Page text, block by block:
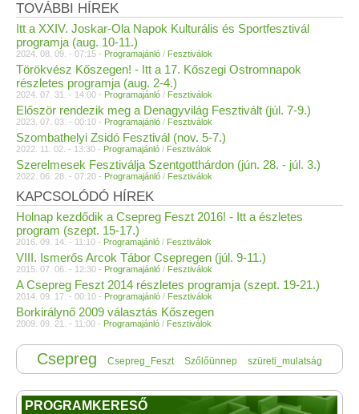
TOVÁBBI HÍREK
Itt a XXIV. Joskar-Ola Napok Kulturális és Sportfesztivál
programja (aug. 10-11.)
2024. 08. 09. - 07:15 - Programajánló / Fesztiválok
Törökvész Kőszegen! - Itt a 17. Kőszegi Ostromnapok
részletes programja (aug. 2-4.)
2024. 07. 31. - 14:00 - Programajánló / Fesztiválok
Először rendezik meg a Denagyvilág Fesztivált (júl. 7-9.)
2023. 07. 03. - 00:10 - Programajánló / Fesztiválok
Szombathelyi Zsidó Fesztivál (nov. 5-7.)
2022. 11. 02. - 13:30 - Programajánló / Fesztiválok
Szerelmesek Fesztiválja Szentgotthárdon (jún. 28. - júl. 3.)
2022. 06. 28. - 07:20 - Programajánló / Fesztiválok
KAPCSOLÓDÓ HÍREK
Holnap kezdődik a Csepreg Feszt 2016! - Itt a észletes
program (szept. 15-17.)
2016. 09. 14. - 11:10 - Programajánló / Fesztiválok
VIII. Ismerős Arcok Tábor Csepregen (júl. 9-11.)
2015. 07. 06. - 12:30 - Programajánló / Fesztiválok
A Csepreg Feszt 2014 részletes programja (szept. 19-21.)
2014. 09. 17. - 00:10 - Programajánló / Fesztiválok
Borkirálynő 2009 választás Kőszegen
2009. 09. 21. - 11:00 - Programajánló / Fesztiválok
Csepreg Csepreg_Feszt Szőlőünnep szüreti_mulatság
PROGRAMKERESŐ